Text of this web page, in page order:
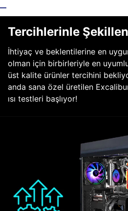
Tercihlerinle
İhtiyaç ve beklentilerine en
olman için birbirleriyle en
üst kalite ürünler tercihini
anda sana özel üretilen
ısı testleri başlıyor!